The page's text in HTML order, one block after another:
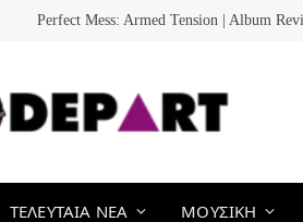
Perfect Mess: Armed Tension | Album
ΤΕΛΕΥΤΑΙΑ ΝΕΑ ΜΟΥΣΙΚΗ